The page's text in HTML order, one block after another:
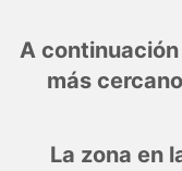
A
más
La zona en